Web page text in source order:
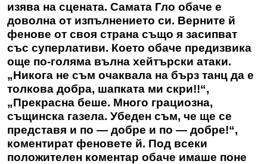
изява на сцената. Самата Гло обаче е
доволна от изпълнението си. Верните й
фенове от своя страна също я засипват
със суперлативи. Което обаче предизвика
още по-голяма вълна хейтърски атаки.
„Никога не съм очаквала на бърз танц да е
толкова добра, шапката ми скри!!“,
„Прекрасна беше. Много грациозна,
същинска газела. Убеден съм, че ще се
представя и по — добре и по — добре!“,
коментират феновете й. Под всеки
положителен коментар обаче имаше поне